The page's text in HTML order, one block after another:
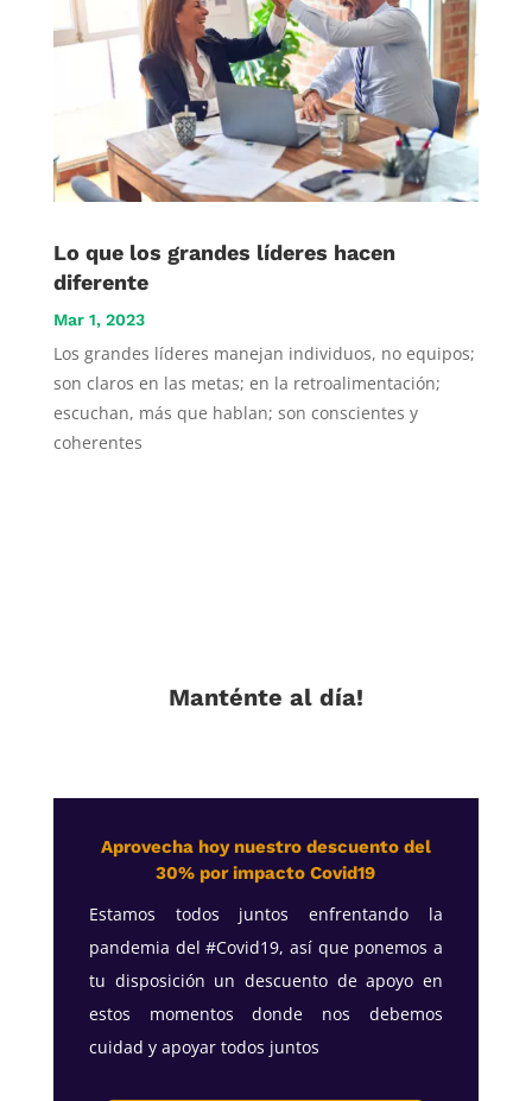
Lo que los grandes líderes hacen
diferente
Mar 1, 2023
Los grandes líderes manejan individuos, no equipos;
son claros en las metas; en la retroalimentación;
escuchan, más que hablan; son conscientes y
coherentes
Manténte al día!
Aprovecha hoy nuestro descuento del
30% por impacto Covid19
Estamos todos juntos enfrentando la
pandemia del #Covid19, así que ponemos a
tu disposición un descuento de apoyo en
estos momentos donde nos debemos
cuidad y apoyar todos juntos